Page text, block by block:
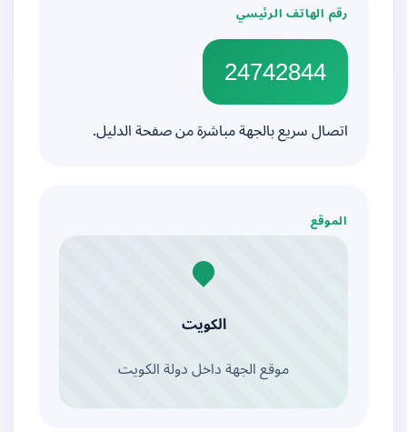
رقم الهاتف الرئيسي
24742844
اتصال سريع بالجهة مباشرة من صفحة الدليل.
الموقع
الكويت
موقع الجهة داخل دولة الكويت